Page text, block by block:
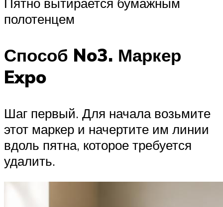
полотенцем
Способ No3. Маркер
Expo
Шаг первый. Для начала возьмите
этот маркер и начертите им линии
вдоль пятна, которое требуется
удалить.